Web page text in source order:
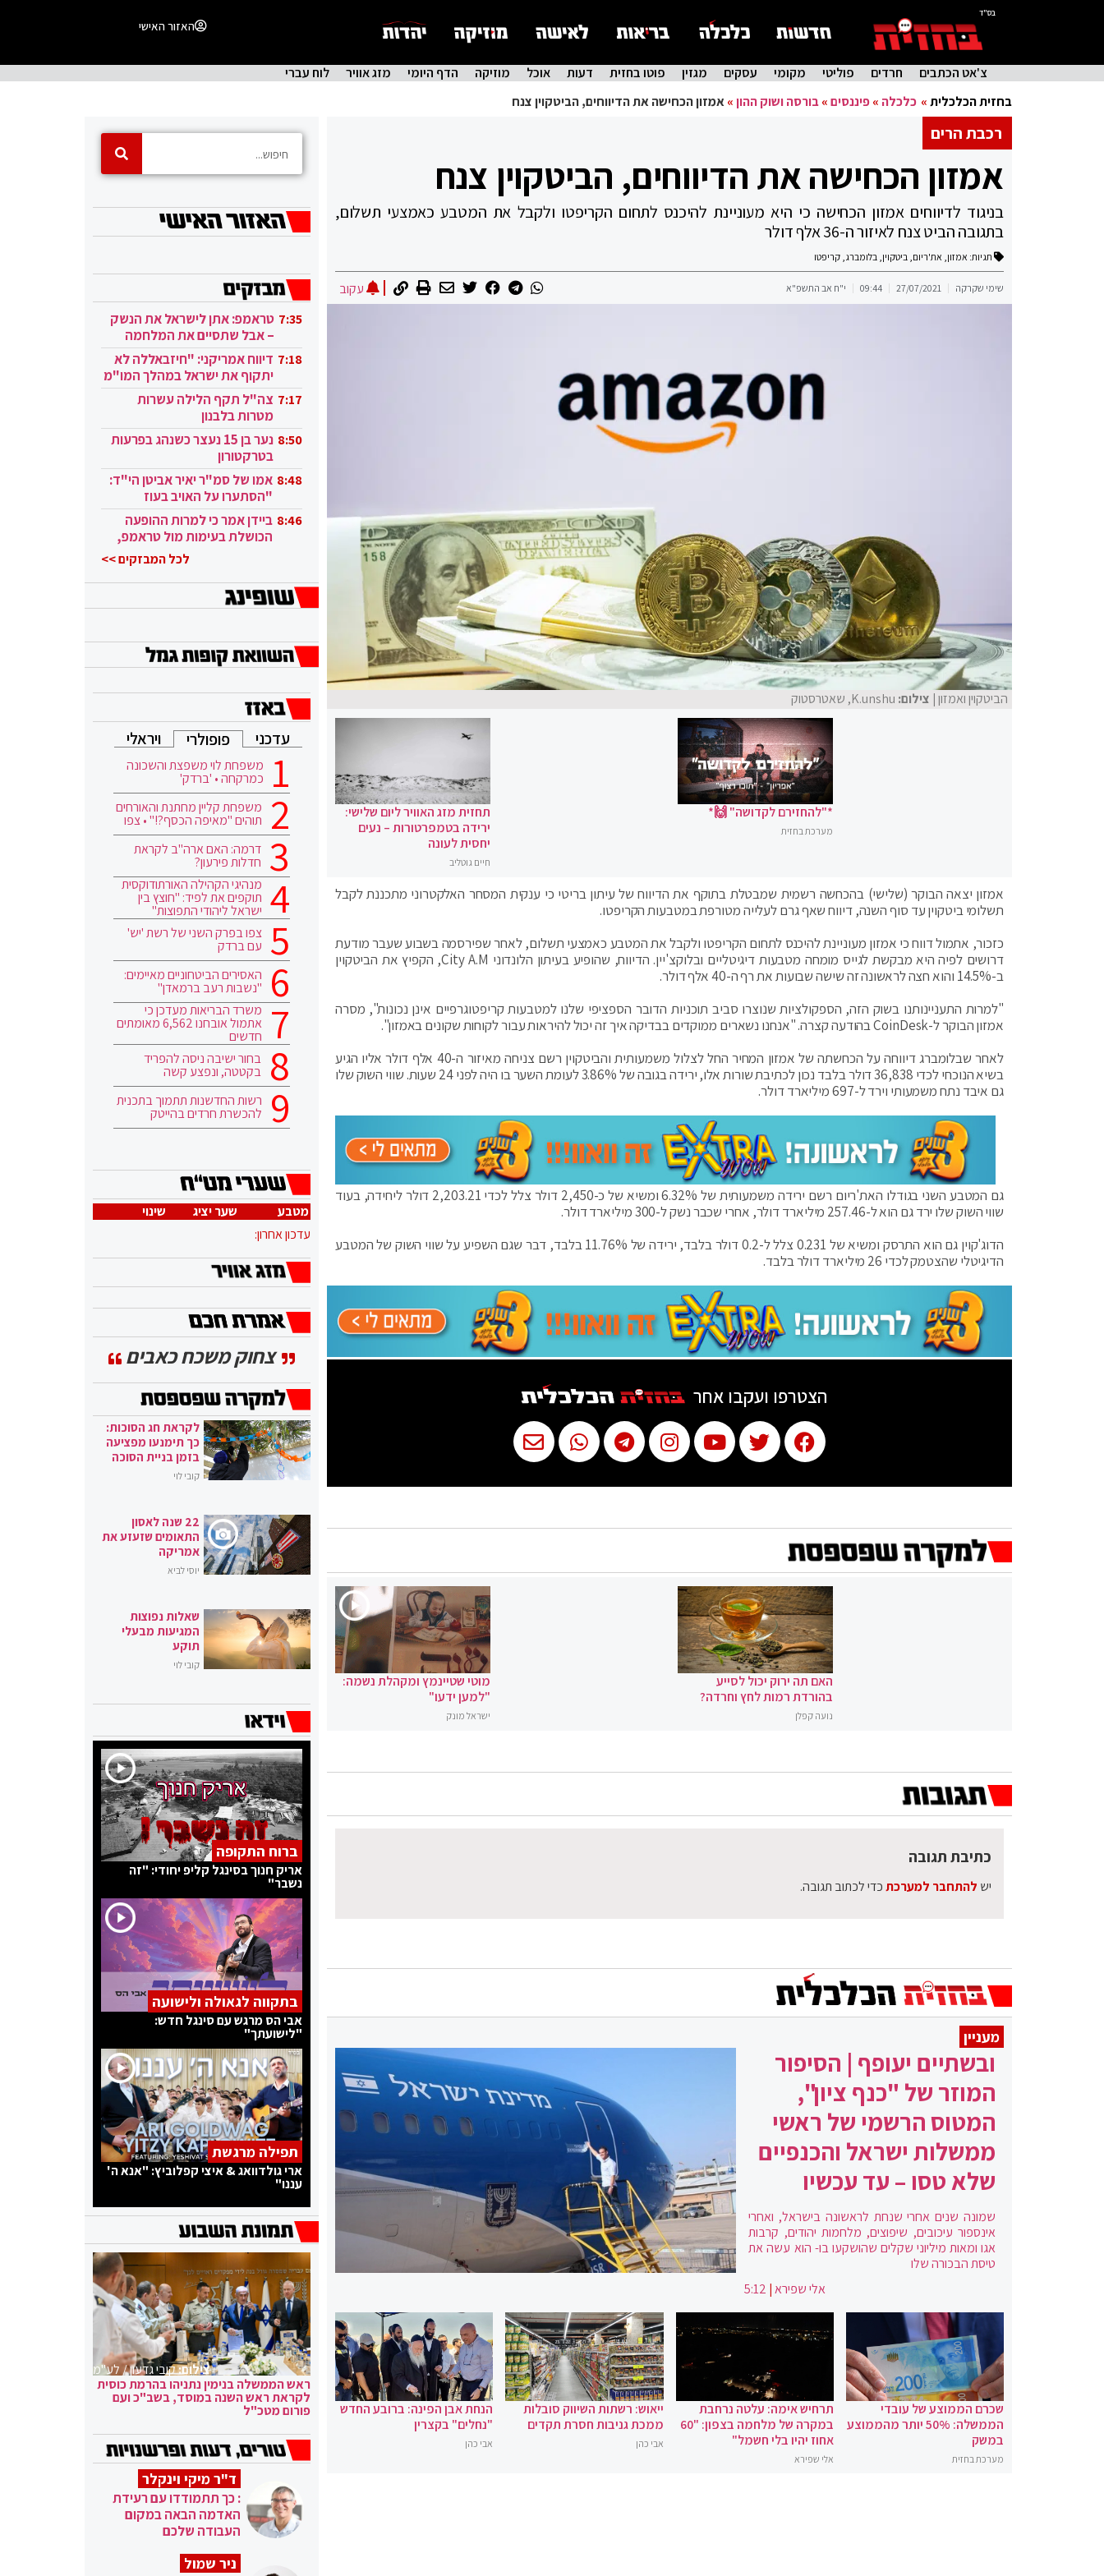
בס"ד
האזור האישי
צ'אט הכתבים חרדים פוליטי מקומי עסקים מגזין פוטו בחזית דעות אוכל מוזיקה הדף היומי מזג אוויר
לוח עברי
בחזית הכלכלית» כלכלה »פיננסים»בורסה ושוק ההון»אמזון הכחישה את הדיווחים, הביטקוין צנח
רכבת הרים
אמזון הכחישה את הדיווחים, הביטקוין צנח
בניגוד לדיווחים אמזון הכחישה כי היא מעוניינת להיכנס לתחום הקריפטו ולקבל את המטבע כאמצעי תשלום,
בתגובה הביט צנח לאיזור ה-36 אלף דולר
תגיות: אמזון, את'ריום, ביטקוין, בלומברג, קריפטו
שימי שקרקה 27/07/2021
09:44 י"ח אב התשפ"א עקוב
הביטקוין ואמזון| צילום: K.unshu, שאטרסטוק
*"להחזירם לקדושה" 🙌*
מערכת בחזית
תחזית מזג האוויר ליום שלישי:
ירידה בטמפרטורות – נעים
יחסית לעונה
חיים גוטליב
אמזון יצאה הבוקר (שלישי) בהכחשה רשמית שמבטלת בתוקף את הדיווח של עיתון בריטי כי ענקית המסחר האלקטרוני מתכננת לקבל
תשלומי ביטקוין עד סוף השנה, דיווח שאף גרם לעלייה מטורפת במטבעות הקריפטו.
כזכור, אתמול דווח כי אמזון מעוניינת להיכנס לתחום הקריפטו ולקבל את המטבע כאמצעי תשלום, לאחר שפירסמה בשבוע שעבר מודעת
דרושים לפיה היא מבקשת לגייס מומחה מטבעות דיגיטליים ובלוקצ'יין. הדיווח, שהופיע בעיתון הלונדוני City A.M, הקפיץ את הביטקוין
ב-14.5% והוא חצה לראשונה זה שישה שבועות את רף ה-40 אלף דולר.
"למרות התעניינותנו בשוק הזה, הספקולציות שנוצרו סביב תוכניות הדובר הספציפי שלנו למטבעות קריפטוגרפיים אינן נכונות", מסרה
אמזון הבוקר ל-CoinDesk בהודעה קצרה. "אנחנו נשארים ממוקדים בבדיקה איך זה יכול להיראות עבור לקוחות שקונים באמזון".
לאחר שבלומברג דיווחה על הכחשתה של אמזון המחיר החל לצלול משמעותית והביטקוין רשם צניחה מאיזור ה-40 אלף דולר אליו הגיע
בשיא הנוכחי לכדי 36,838 דולר בלבד נכון לכתיבת שורות אלו, ירידה בגובה של 3.86% לעומת השער בו היה לפני 24 שעות. שווי השוק שלו
גם איבד נתח משמעותי וירד ל-697 מיליארד דולר.
גם המטבע השני בגודלו האת'ריום רשם ירידה משמעותית של 6.32% ומשיא של כ-2,450 דולר צלל לכדי 2,203.21 דולר ליחידה, בעוד
שווי השוק שלו ירד גם הוא ל-257.46 מיליארד דולר, אחרי שכבר נשק ל-300 מיליארד דולר.
הדוג'קוין גם הוא התרסק ומשיא של 0.231 צלל ל-0.2 דולר בלבד, ירידה של 11.76% בלבד, דבר שגם השפיע על שווי השוק של המטבע
הדיגיטלי שהצטמק לכדי 26 מיליארד דולר בלבד.
הצטרפו ועקבו אחר
האם תה ירוק יכול לסייע
בהורדת רמות לחץ וחרדה?
נועה קפלן
מוטי שטיינמץ ומקהלת נשמה:
"למען ידעו"
ישראל מונק
כתיבת תגובה
יש להתחבר למערכתכדי לכתוב תגובה.
מעניין
ובשתיים יעופף | הסיפור
המוזר של "כנף ציון",
המטוס הרשמי של ראשי
ממשלות ישראל והכנפיים
שלא טסו – עד עכשיו
שמונה שנים אחרי שנחת לראשונה בישראל, ואחרי
אינספור עיכובים, שיפוצים, מלחמות יהודים, קרבות
אגו ומאות מיליוני שקלים שהושקעו בו- הוא עשה את
טיסת הבכורה שלו
אלי שפירא|
5:12
שכרם הממוצע של עובדי
הממשלה: 50% יותר מהממוצע
במשק
מערכת בחזית
תרחיש אימה: עלטה נרחבת
במקרה של מלחמה בצפון: "60
אחוז יהיו בלי חשמל"
אלי שפירא
ייאוש: רשתות השיווק סובלות
ממכת גניבות חסרת תקדים
אבי כהן
הנחת אבן הפינה: ברובע החדש
"נחלים" בקצרין
אבי כהן
7:35 טראמפ: אתן לישראל את הנשק
– אבל שתסיים את המלחמה
בעזה 7:18 דיווח אמריקני: "חיזבאללה לא
יתקוף את ישראל במהלך המו"מ
בקטאר" 7:17 צה"ל תקף הלילה עשרות
מטרות בלבנון
8:50
נער בן 15 נעצר כשנהג בפרעות
בטרקטורון
8:48 אמו של סמ"ר יאיר אביטן הי"ד:
"הסתערו על האויב בעוז
ובגבורה" 8:46 ביידן אמר כי למרות ההופעה
הכושלת בעימות מול טראמפ,
לכל המבזקים >>
עדכני פופולרי ויראלי
משפחת לוי משפצת והשכונה
כמרקחה • 'ברדק'
משפחת קליין מחתנת והאורחים
תוהים "מאיפה הכסף?!" • צפו
דרמה: האם ארה"ב לקראת
חדלות פירעון?
מנהיגי הקהילה האורתודוקסית
תוקפים את לפיד: "חוצץ בין
ישראל ליהודי התפוצות"
צפו בפרק השני של רשת 'יש'
עם ברדק
האסירים הביטחוניים מאיימים:
"נשבות רעב ברמאדן"
משרד הבריאות מעדכן כי
אתמול אובחנו 6,562 מאומתים
חדשים
בחור ישיבה ניסה להפריד
בקטטה, ונפצע קשה
רשות החדשנות תתמוך בתכנית
להכשרת חרדים בהייטק
מטבע שער יציג
שינוי
עדכון אחרון:
צחוק משכח כאבים
לקראת חג הסוכות:
כך תימנעו מפציעה
בזמן בניית הסוכה
קובי לוי
22 שנה לאסון
התאומים שזעזע את
אמריקה
יוסי לביא
שאלות נפוצות
המגיעות מבעלי
תוקע
קובי לוי
ברוח התקופה
אריק חנוך בסינגל קליפ יחודי: "זה
נשבר"
בתקווה לגאולה ולישועה
אבי הס מרגש עם סינגל חדש:
"לישועתך"
תפילה מרגשת
ארי גולדוואג & איצי קפלוביץ: "אנא ה'
עננו"
צילום:קובי גדעון / לע"מ
ראש הממשלה בנימין נתניהו בהרמת כוסית
לקראת ראש השנה במוסד, בשב"כ ועם
פורום מטכ"ל
ד"ר מיקי וינקלר
: כך תתמודדו עם רעידת
האדמה הבאה במקום
העבודה שלכם
ניר שמול